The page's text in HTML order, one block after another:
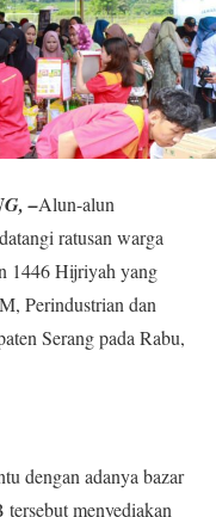
–Alun-alun
ratusan warga
1446 Hijriyah yang
Perindustrian dan
Serang pada Rabu,
dengan adanya bazar
menyediakan